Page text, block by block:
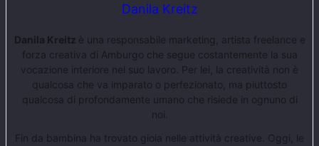
Danila Kreitz
Danila Kreitz è una responsabile marketing, artista freelance e
forza creativa di Amburgo che segue costantemente la sua
vocazione interiore nel suo lavoro. Per lei, la creatività non è
qualcosa che va imparato o perfezionato, ma piuttosto
qualcosa di profondamente umano che risiede in ognuno di
noi.
Fin da bambina ha trovato gioia nelle attività creative. Oggi, le